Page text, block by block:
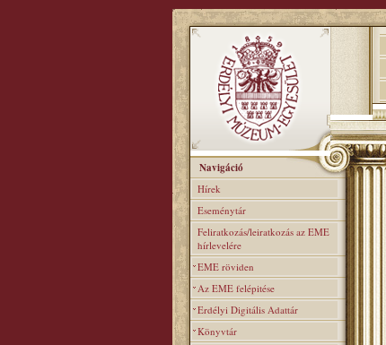
Navigáció
Hírek
Eseménytár
Feliratkozás/leiratkozás az EME
hírlevelére
EME röviden
Az EME felépitése
Erdélyi Digitális Adattár
Könyvtár